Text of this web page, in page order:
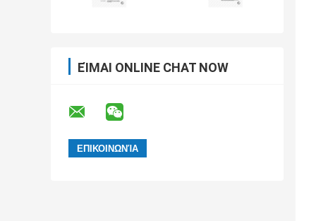
ΕΊΜΑΙ ONLINE CHAT NOW